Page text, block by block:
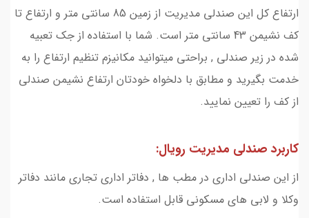
ارتفاع کل این صندلی مدیریت از زمین 85 سانتی متر و ارتفاع تا
کف نشیمن 43 سانتی متر است. شما با استفاده از جک تعبیه
شده در زیر صندلی , براحتی میتوانید مکانیزم تنظیم ارتفاع را به
خدمت بگیرید و مطابق با دلخواه خودتان ارتفاع نشیمن صندلی
از کف را تعیین نمایید.
کاربرد صندلی مدیریت رویال:
از این صندلی اداری در مطب ها , دفاتر اداری تجاری مانند دفاتر
وکلا و لابی های مسکونی قابل استفاده است.